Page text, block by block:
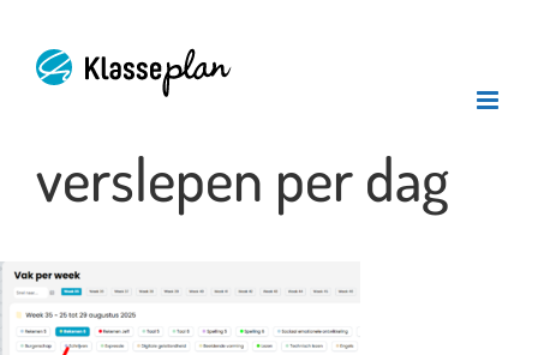
inhoud
verslepen per dag